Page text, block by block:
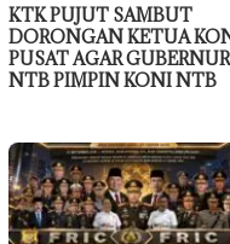
KTK PUJUT SAMBUT
DORONGAN KETUA
PUSAT AGAR GUBERNUR
NTB PIMPIN KONI NTB